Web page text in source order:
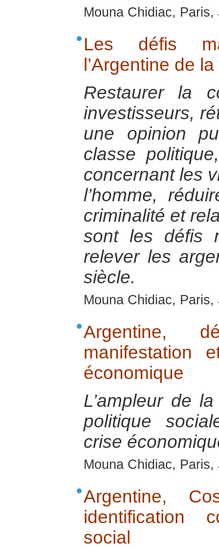
Mouna Chidiac,
Les défis
l’Argentine de
Restaurer la
investisseurs,
une opinion
classe
concernant les
l’homme,
criminalité et
sont les défis
relever les
siècle.
Mouna Chidiac,
Argentine,
manifestation
économique
L’ampleur de
politique
crise
Mouna Chidiac,
Argentine,
identification
social